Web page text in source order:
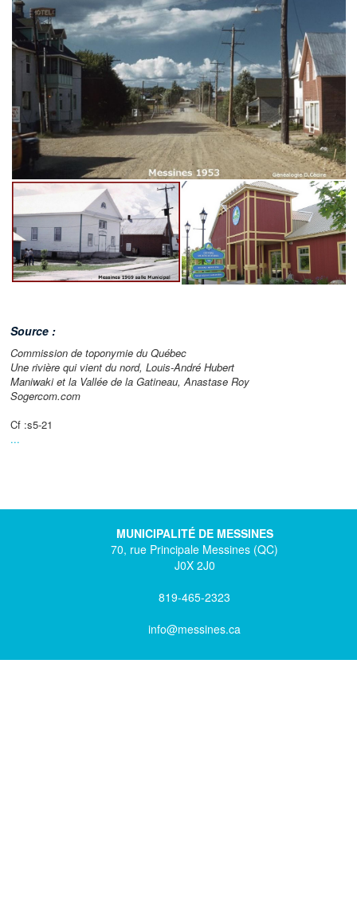
Source :
Commission de toponymie du Québec
Une rivière qui vient du nord, Louis-André Hubert
Maniwaki et la Vallée de la Gatineau, Anastase Roy
Sogercom.com
Cf :s5-21
...
MUNICIPALITÉ DE MESSINES
70, rue Principale Messines (QC)
J0X 2J0
819-465-2323
info@messines.ca